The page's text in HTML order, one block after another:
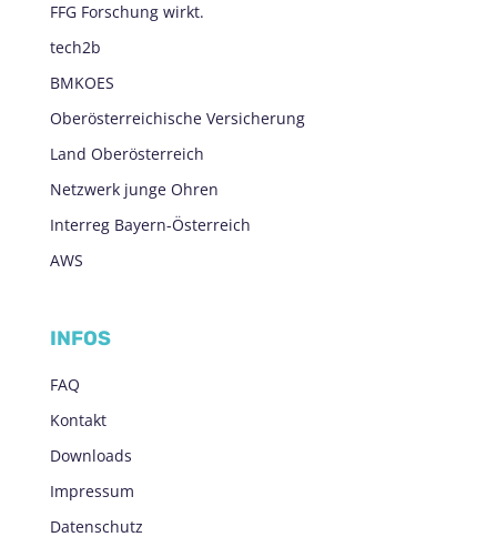
FFG Forschung wirkt.
tech2b
BMKOES
Oberösterreichische Versicherung
Land Oberösterreich
Netzwerk junge Ohren
Interreg Bayern-Österreich
AWS
INFOS
FAQ
Kontakt
Downloads
Impressum
Datenschutz